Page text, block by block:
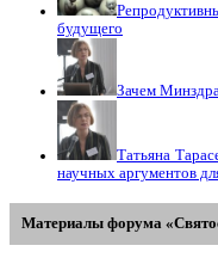
будущего
Зачем
Татьяна
научных аргументов
Материалы форума